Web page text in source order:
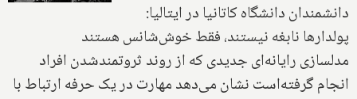
دانشمندان دانشگاه کاتانیا در ایتالیا:
پولدارها نابغه نیستند، فقط خوش‌شانس هستند
مدلسازی رایانه‌ای جدیدی که از روند ثروتمند‌شدن افراد
انجام گرفته‌است نشان می‌دهد مهارت در یک حرفه ارتباط با